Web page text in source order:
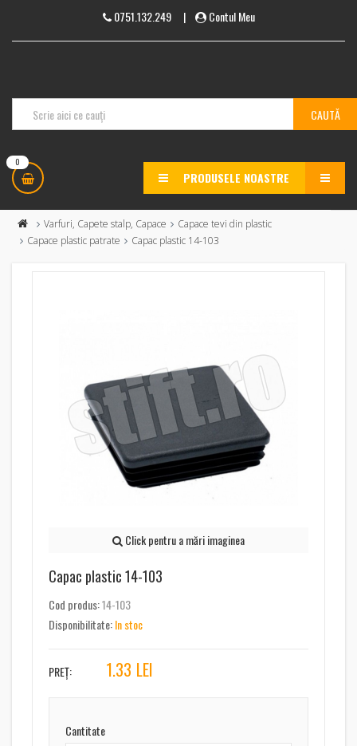
0751.132.249| Contul Meu
0
PRODUSELE NOASTRE MENU
Varfuri, Capete stalp, Capace
Capace tevi din plastic
Capace plastic patrate
Capac plastic 14-103
Click pentru a mări imaginea
Capac plastic 14-103
Cod produs:14-103
Disponibilitate:In stoc
PREȚ: 1.33 LEI
Cantitate